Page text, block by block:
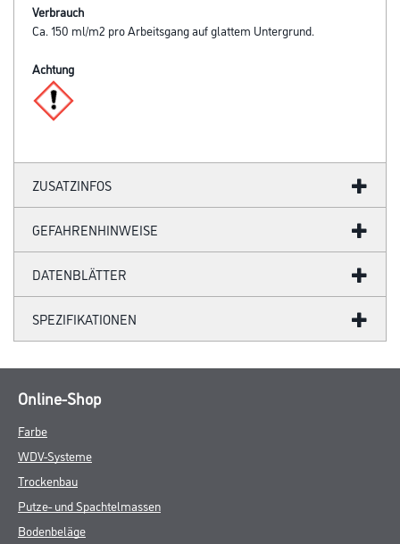
Verbrauch
Ca. 150 ml/m2 pro Arbeits­gang auf glattem Untergrund.
Achtung
ZUSATZINFOS
GEFAHRENHINWEISE
DATENBLÄTTER
SPEZIFIKATIONEN
Online-Shop
Farbe
WDV-Systeme
Trockenbau
Putze- und Spachtelmassen
Bodenbeläge